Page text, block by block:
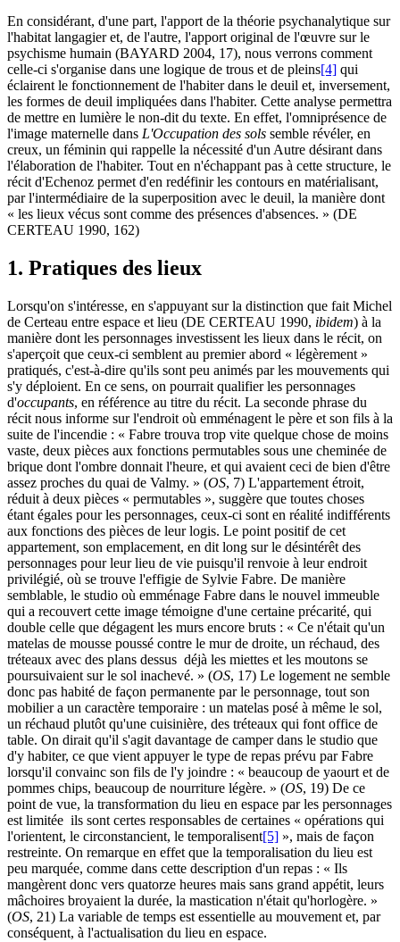
En considérant, d'une part, l'apport de la théorie psychanalytique sur
l'habitat langagier et, de l'autre, l'apport original de l'œuvre sur le
psychisme humain (BAYARD 2004, 17), nous verrons comment
celle-ci s'organise dans une logique de trous et de pleins[4] qui
éclairent le fonctionnement de l'habiter dans le deuil et, inversement,
les formes de deuil impliquées dans l'habiter. Cette analyse permettra
de mettre en lumière le non-dit du texte. En effet, l'omniprésence de
l'image maternelle dans L'Occupation des sols semble révéler, en
creux, un féminin qui rappelle la nécessité d'un Autre désirant dans
l'élaboration de l'habiter. Tout en n'échappant pas à cette structure, le
récit d'Echenoz permet d'en redéfinir les contours en matérialisant,
par l'intermédiaire de la superposition avec le deuil, la manière dont
« les lieux vécus sont comme des présences d'absences. » (DE
CERTEAU 1990, 162)
1. Pratiques des lieux
Lorsqu'on s'intéresse, en s'appuyant sur la distinction que fait Michel
de Certeau entre espace et lieu (DE CERTEAU 1990, ibidem) à la
manière dont les personnages investissent les lieux dans le récit, on
s'aperçoit que ceux-ci semblent au premier abord « légèrement »
pratiqués, c'est-à-dire qu'ils sont peu animés par les mouvements qui
s'y déploient. En ce sens, on pourrait qualifier les personnages
d'occupants, en référence au titre du récit. La seconde phrase du
récit nous informe sur l'endroit où emménagent le père et son fils à la
suite de l'incendie : « Fabre trouva trop vite quelque chose de moins
vaste, deux pièces aux fonctions permutables sous une cheminée de
brique dont l'ombre donnait l'heure, et qui avaient ceci de bien d'être
assez proches du quai de Valmy. » (OS, 7) L'appartement étroit,
réduit à deux pièces « permutables », suggère que toutes choses
étant égales pour les personnages, ceux-ci sont en réalité indifférents
aux fonctions des pièces de leur logis. Le point positif de cet
appartement, son emplacement, en dit long sur le désintérêt des
personnages pour leur lieu de vie puisqu'il renvoie à leur endroit
privilégié, où se trouve l'effigie de Sylvie Fabre. De manière
semblable, le studio où emménage Fabre dans le nouvel immeuble
qui a recouvert cette image témoigne d'une certaine précarité, qui
double celle que dégagent les murs encore bruts : « Ce n'était qu'un
matelas de mousse poussé contre le mur de droite, un réchaud, des
tréteaux avec des plans dessus déjà les miettes et les moutons se
poursuivaient sur le sol inachevé. » (OS, 17) Le logement ne semble
donc pas habité de façon permanente par le personnage, tout son
mobilier a un caractère temporaire : un matelas posé à même le sol,
un réchaud plutôt qu'une cuisinière, des tréteaux qui font office de
table. On dirait qu'il s'agit davantage de camper dans le studio que
d'y habiter, ce que vient appuyer le type de repas prévu par Fabre
lorsqu'il convainc son fils de l'y joindre : « beaucoup de yaourt et de
pommes chips, beaucoup de nourriture légère. » (OS, 19) De ce
point de vue, la transformation du lieu en espace par les personnages
est limitée ils sont certes responsables de certaines « opérations qui
l'orientent, le circonstancient, le temporalisent[5] », mais de façon
restreinte. On remarque en effet que la temporalisation du lieu est
peu marquée, comme dans cette description d'un repas : « Ils
mangèrent donc vers quatorze heures mais sans grand appétit, leurs
mâchoires broyaient la durée, la mastication n'était qu'horlogère. »
(OS, 21) La variable de temps est essentielle au mouvement et, par
conséquent, à l'actualisation du lieu en espace.